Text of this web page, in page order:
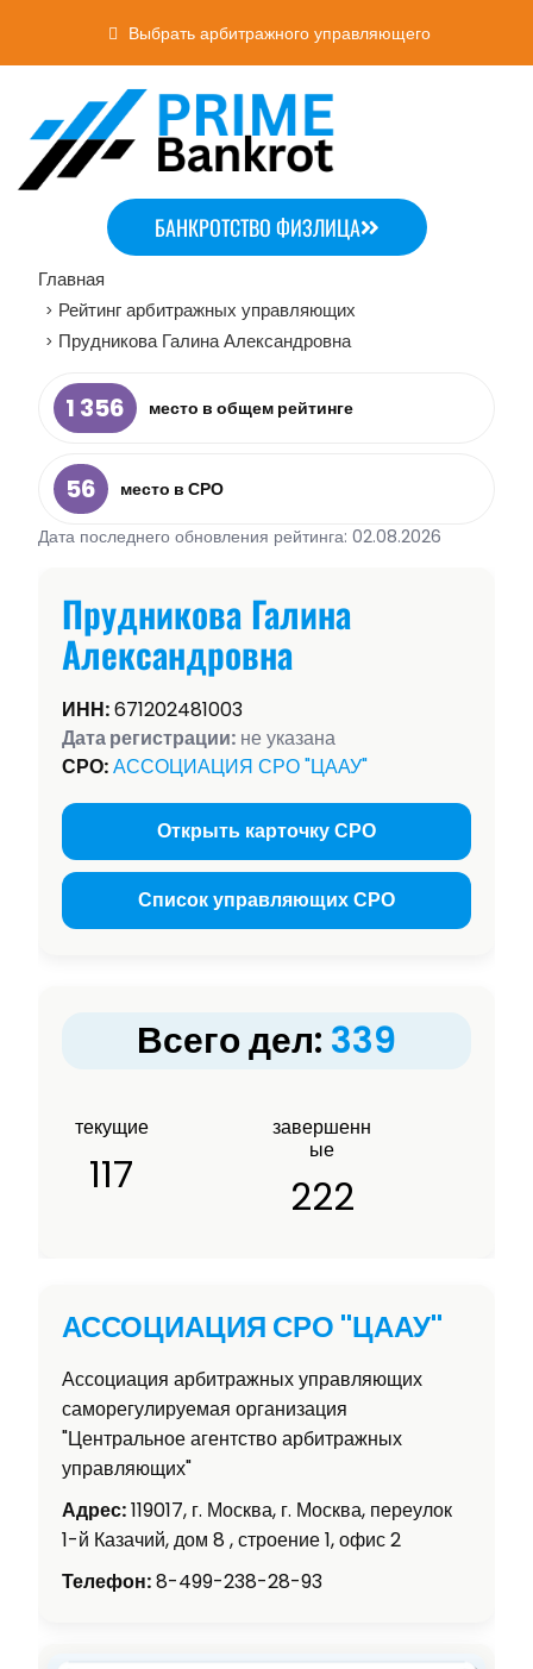
Выбрать арбитражного управляющего
БАНКРОТСТВО ФИЗЛИЦА
Главная
> Рейтинг арбитражных управляющих
> Прудникова Галина Александровна
1 356 место в общем рейтинге
56
место в СРО
Дата последнего обновления рейтинга: 02.08.2026
Прудникова Галина
Александровна
ИНН:671202481003
Дата регистрации: не указана
СРО:АССОЦИАЦИЯ СРО "ЦААУ"
Открыть карточку СРО
Список управляющих СРО
Всего дел: 339
текущие
117
завершенн
ые
222
АССОЦИАЦИЯ СРО "ЦААУ"
Ассоциация арбитражных управляющих
саморегулируемая организация
"Центральное агентство арбитражных
управляющих"
Адрес:119017, г. Москва, г. Москва, переулок
1-й Казачий, дом 8 , строение 1, офис 2
Телефон:8-499-238-28-93